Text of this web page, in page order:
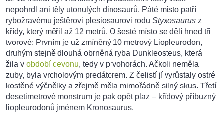
nepohrdl ani těly utonulých dinosaurů. Páté místo patří
rybožravému ještěrovi plesiosaurovi rodu Styxosaurus z
křídy, který měřil až 12 metrů. O šesté místo se dělí hned tři
tvorové: Prvním je už zmíněný 10 metrový Liopleurodon,
druhým stejně dlouhá obrněná ryba Dunkleosteus, která
žila v období devonu, tedy v prvohorách. Ačkoli neměla
zuby, byla vrcholovým predátorem. Z čelistí jí vyrůstaly ostré
kostěné výčnělky a zřejmě měla mimořádně silný skus. Třetí
desetimetrové monstrum je pak opět plaz – křídový příbuzný
liopleurodonů jménem Kronosaurus.